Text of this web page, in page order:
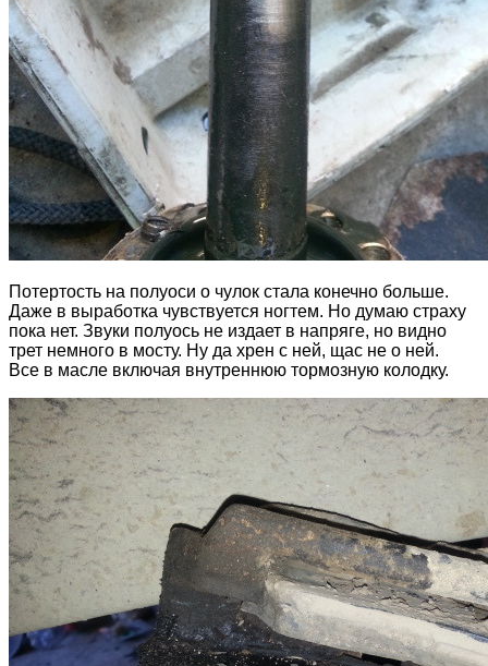
Потертость на полуоси о чулок стала конечно больше.
Даже в выработка чувствуется ногтем. Но думаю страху
пока нет. Звуки полуось не издает в напряге, но видно
трет немного в мосту. Ну да хрен с ней, щас не о ней.
Все в масле включая внутреннюю тормозную колодку.